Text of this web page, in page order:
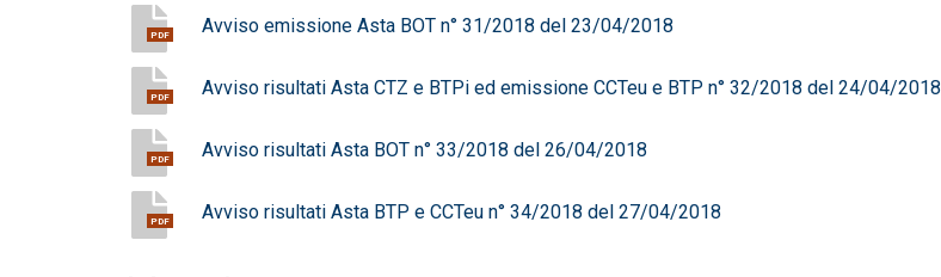
PDF Avviso emissione Asta BOT n° 31/2018 del 23/04/2018
PDF Avviso risultati Asta CTZ e BTPi ed emissione CCTeu e BTP n° 32/2018 del 24/04/2018
PDF Avviso risultati Asta BOT n° 33/2018 del 26/04/2018
PDF Avviso risultati Asta BTP e CCTeu n° 34/2018 del 27/04/2018